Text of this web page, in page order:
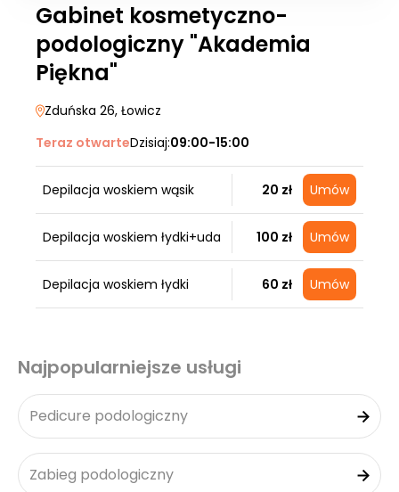
Gabinet kosmetyczno-
podologiczny "Akademia
Piękna"
Zduńska 26, Łowicz
Teraz otwarteDzisiaj:09:00-15:00
Depilacja woskiem wąsik 20 zł Umów
Depilacja woskiem łydki+uda 100 zł Umów
Depilacja woskiem łydki 60 zł Umów
Najpopularniejsze usługi
Pedicure podologiczny
Zabieg podologiczny